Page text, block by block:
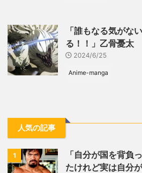
「誰もなる気がな
る！！」乙骨憂太
2024/6/25
Anime-manga
人気の記事
1
「自分が国を背負
たけれど実は自分